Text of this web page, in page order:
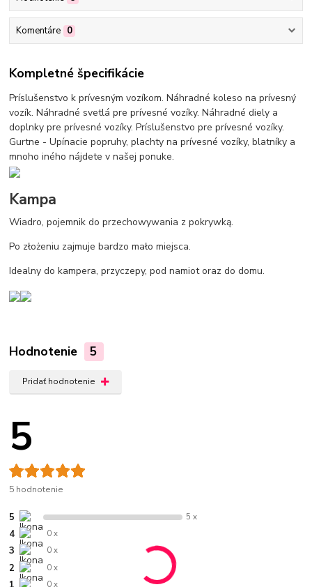
Komentáre 0
Kompletné špecifikácie
Príslušenstvo k prívesným vozíkom. Náhradné koleso na prívesný
vozík. Náhradné svetlá pre prívesné vozíky. Náhradné diely a
doplnky pre prívesné vozíky. Príslušenstvo pre prívesné vozíky.
Gurtne - Upínacie popruhy, plachty na prívesné vozíky, blatníky a
mnoho iného nájdete v našej ponuke.
Kampa
Wiadro, pojemnik do przechowywania z pokrywką.
Po złożeniu zajmuje bardzo mało miejsca.
Idealny do kampera, przyczepy, pod namiot oraz do domu.
Hodnotenie 5
Pridať hodnotenie
5
5 hodnotenie
5 5 x
4 0 x
3 0 x
2 0 x
0 x